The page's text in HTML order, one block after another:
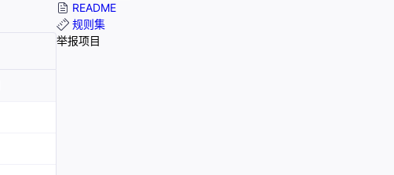
README
规则集
举报项目